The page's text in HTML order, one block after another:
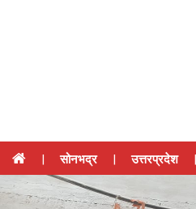
| सोनभद्र | उत्तरप्रदेश |